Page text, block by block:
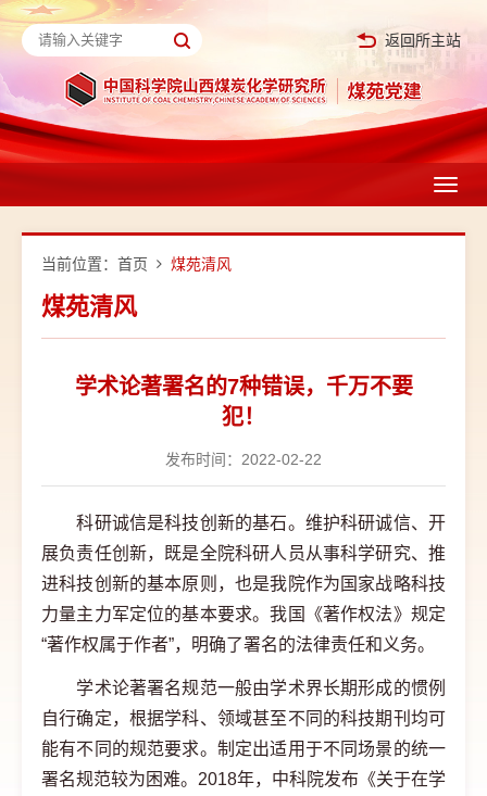
返回所主站
当前位置： 首页 煤苑清风
煤苑清风
学术论著署名的7种错误，千万不要
犯！
发布时间：2022-02-22
科研诚信是科技创新的基石。维护科研诚信、开
展负责任创新，既是全院科研人员从事科学研究、推
进科技创新的基本原则，也是我院作为国家战略科技
力量主力军定位的基本要求。我国《著作权法》规定
“著作权属于作者”，明确了署名的法律责任和义务。
学术论著署名规范一般由学术界长期形成的惯例
自行确定，根据学科、领域甚至不同的科技期刊均可
能有不同的规范要求。制定出适用于不同场景的统一
署名规范较为困难。2018年，中科院发布《关于在学